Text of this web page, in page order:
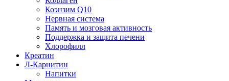
Коэнзим Q10
Нервная система
Память и мозговая активность
Поддержка и защита печени
Хлорофилл
Креатин
Л-Карнитин
Напитки